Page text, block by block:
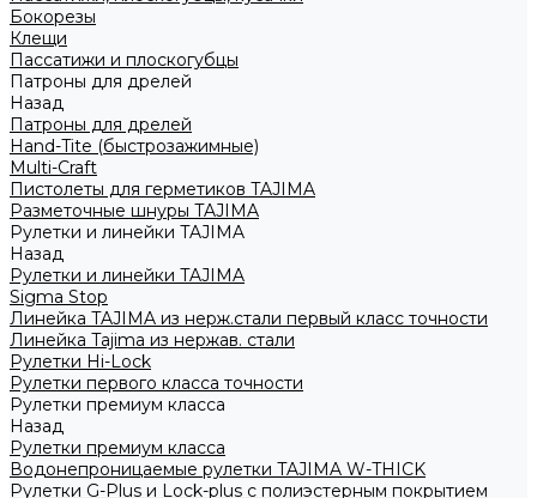
Бокорезы
Клещи
Пассатижи и плоскогубцы
Патроны для дрелей
Назад
Патроны для дрелей
Hand-Tite (быстрозажимные)
Multi-Craft
Пистолеты для герметиков TAJIMA
Разметочные шнуры TAJIMA
Рулетки и линейки TAJIMA
Назад
Рулетки и линейки TAJIMA
Sigma Stop
Линейка TAJIMA из нерж.стали первый класс точности
Линейка Tajima из нержав. стали
Рулетки Hi-Lock
Рулетки первого класса точности
Рулетки премиум класса
Назад
Рулетки премиум класса
Водонепроницаемые рулетки TAJIMA W-THICK
Рулетки G-Plus и Lock-plus с полиэстерным покрытием